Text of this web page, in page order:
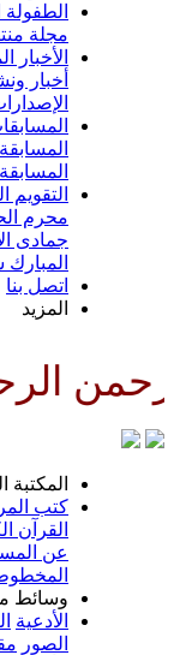
الطفولة
مجلة
الأخبار
أخبار
التقويم
محرم
جمادى
المبارك
اتصل بنا
المزيد
المكتبة
كتب
القرآن
عن
وسائط
الأدعية
الصور